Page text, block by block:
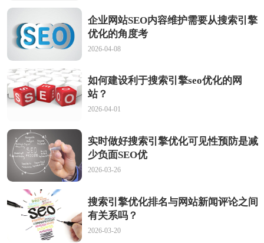
企业网站SEO内容维护需要从搜索引擎
优化的角度考
2026-04-08
如何建设利于搜索引擎seo优化的网
站？
2026-04-01
实时做好搜索引擎优化可见性预防是减
少负面SEO优
2026-03-26
搜索引擎优化排名与网站新闻评论之间
有关系吗？
2026-03-20